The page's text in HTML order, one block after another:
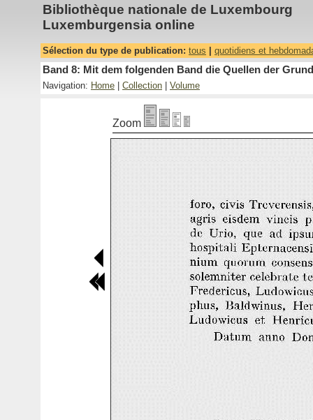
Bibliothèque nationale de Luxembourg
Luxemburgensia online
Sélection du type de publication: tous quotidiens et
Band 8: Mit dem folgenden Band die Quellen der
Navigation: Home Collection Volume
Zoom